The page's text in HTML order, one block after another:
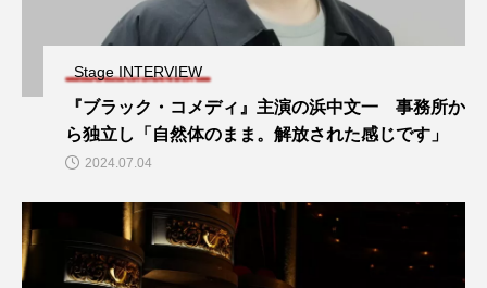
Stage INTERVIEW
『ブラック・コメディ』主演の浜中文一 事務所か
ら独立し「自然体のまま。解放された感じです」
2024.07.04